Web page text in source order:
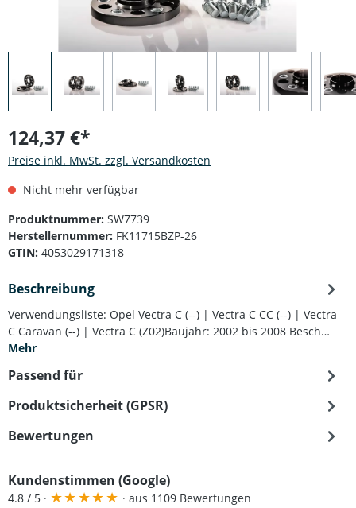
124,37 €*
Preise inkl. MwSt. zzgl. Versandkosten
Nicht mehr verfügbar
Produktnummer: SW7739
Herstellernummer: FK11715BZP-26
GTIN: 4053029171318
Beschreibung
Verwendungsliste: Opel Vectra C (--) | Vectra C CC (--) | Vectra
C Caravan (--) | Vectra C (Z02)Baujahr: 2002 bis 2008 Besch…
Mehr
Passend für
Produktsicherheit (GPSR)
Bewertungen
Kundenstimmen (Google)
4.8 / 5 · ★★★★★ · aus 1109 Bewertungen